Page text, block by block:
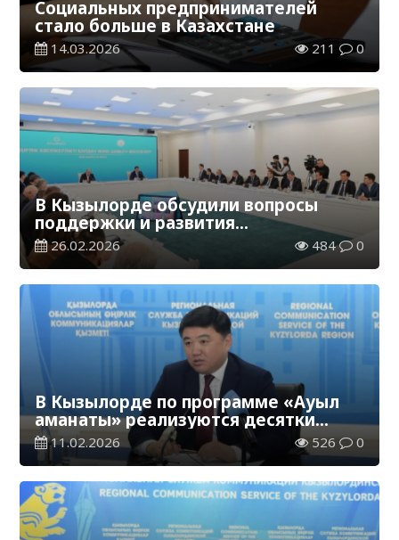
Социальных предпринимателей
стало больше в Казахстане
14.03.2026 211 0
В Кызылорде обсудили вопросы
поддержки и развития
предпринимательства
26.02.2026 484 0
В Кызылорде по программе «Ауыл
аманаты» реализуются десятки
проектов
11.02.2026 526 0